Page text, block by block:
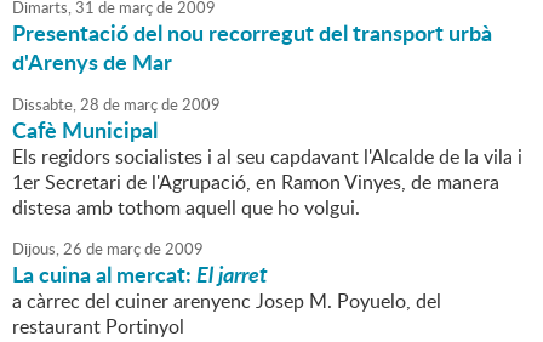
Dimarts,31 de marçde2009
Presentació del nou recorregut del transport urbà
d'Arenys de Mar
Dissabte,28 de marçde2009
Cafè Municipal
Els regidors socialistes i al seu capdavant l'Alcalde de la vila i
1er Secretari de l'Agrupació, en Ramon Vinyes, de manera
distesa amb tothom aquell que ho volgui.
Dijous,26 de marçde2009
La cuina al mercat:El jarret
a càrrec del cuiner arenyenc Josep M. Poyuelo, del
restaurant Portinyol